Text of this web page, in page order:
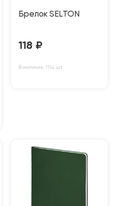
Брелок SELTON
118 ₽
В наличии: 1114 шт